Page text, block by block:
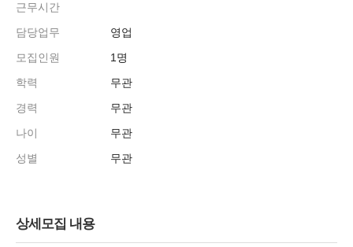
근무시간
담당업무
영업
모집인원
1명
학력
무관
경력
무관
나이
무관
성별
무관
상세모집 내용